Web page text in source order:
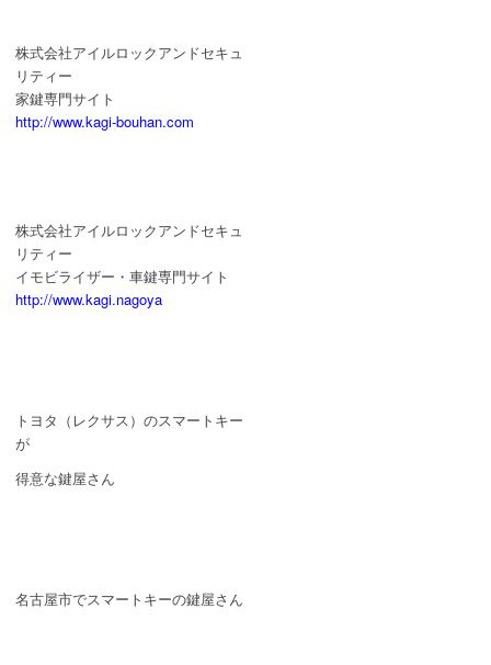
株式会社アイルロックアンドセキュ
リティー
家鍵専門サイト
http://www.kagi-bouhan.com
株式会社アイルロックアンドセキュ
リティー
イモビライザー・車鍵専門サイト
http://www.kagi.nagoya
トヨタ（レクサス）のスマートキー
が
得意な鍵屋さん
名古屋市でスマートキーの鍵屋さん